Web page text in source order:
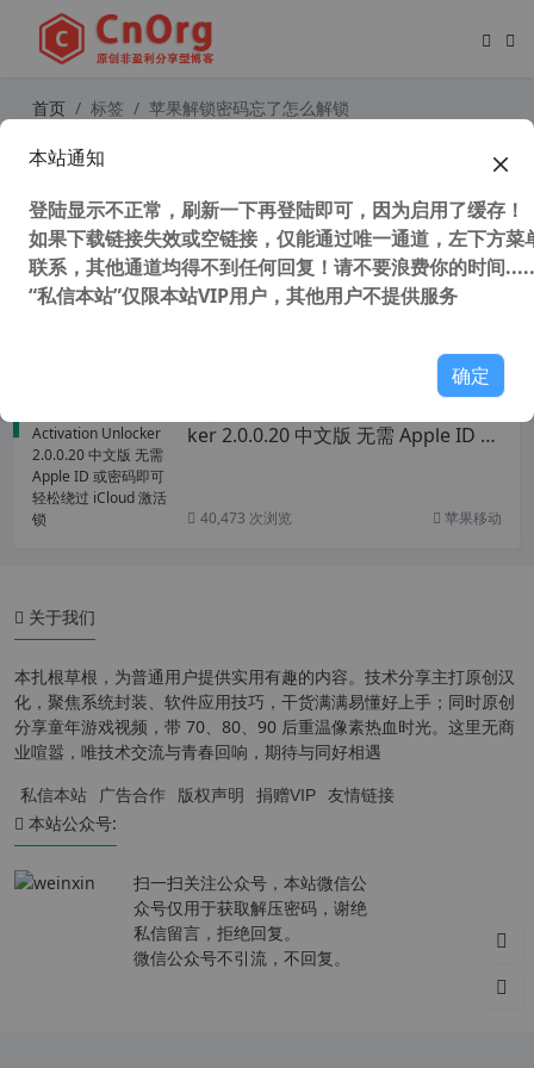
首页 标签 苹果解锁密码忘了怎么解锁
ker 2.0.0.20 中文版 无需 Apple ID 或
40,473 次浏览 苹果移动
关于我们
本扎根草根，为普通用户提供实用有趣的内容。技术分享主打原创汉
化，聚焦系统封装、软件应用技巧，干货满满易懂好上手；同时原创
分享童年游戏视频，带 70、80、90 后重温像素热血时光。这里无商
业喧嚣，唯技术交流与青春回响，期待与同好相遇
私信本站 广告合作 版权声明 捐赠VIP 友情链接
本站公众号:
扫一扫关注公众号，本站微信公
众号仅用于获取解压密码，谢绝
私信留言，拒绝回复。
微信公众号不引流，不回复。
本站通知
登陆显示不正常，刷新一下再登陆即可，因为启用了缓存！
如果下载链接失效或空链接，仅能通过唯一通道，左下方菜
联系，其他通道均得不到任何回复！请不要浪费你的时间
“私信本站”仅限本站VIP用户，其他用户不提供服务
确定